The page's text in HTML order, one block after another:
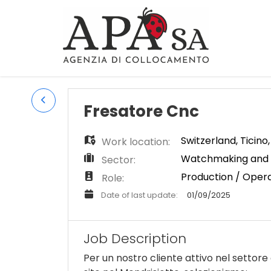
Fresatore Cnc
Work location: Switzerland, Ticino
Sector:
Watchmaking and
Role:
Production /
Date of last update: 01/09/2025
Job Description
Per un nostro cliente attivo nel settore